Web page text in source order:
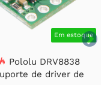

Em estoque
Pololu DRV8838
de driver de